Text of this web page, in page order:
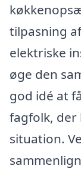
tilpasning
elektriske
øge den
god idé at
fagfolk, der
situation.